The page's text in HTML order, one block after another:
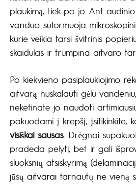
plaukimą, tiek po jo. Ant
vanduo suformuoja
kurie veikia tarsi švitrinis
skaidulas ir trumpina aitvaro
Po kiekvieno pasiplaukiojimo
aitvarą nuskalauti gėlu
neketinate jo naudoti
pakuodami į krepšį, įsitikinkite,
visiškai sausas. Drėgnai
pradeda pelyti, bet ir gali
sluoksnių atsiskyrimą
jūsų aitvarai tarnautų ne vieną